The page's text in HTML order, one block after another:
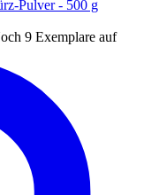
Pulver - 500 g
9 Exemplare auf